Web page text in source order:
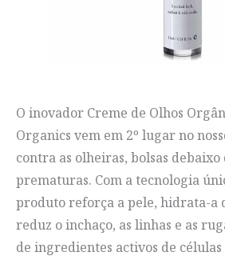
O inovador Creme de Olhos
Organics vem em 2º lugar no
contra as olheiras, bolsas debaixo
prematuras. Com a tecnologia
produto reforça a pele, hidrata-a
reduz o inchaço, as linhas e as
de ingredientes activos de células